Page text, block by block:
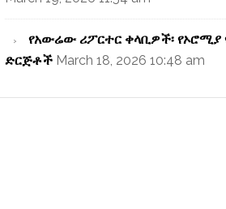
የአውሬው ሪፖርተር ቀላቢዎች፡ የኦሮሚያ
ድርጅቶች March 18, 2026 10:48 am